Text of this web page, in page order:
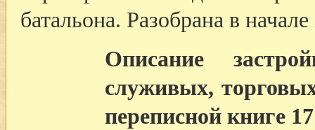
батальона. Разобрана в
Описание
служивых,
переписной книге